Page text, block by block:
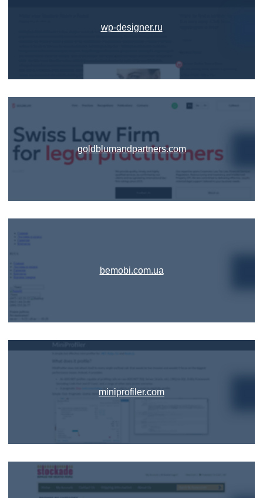
wp-designer.ru
goldblumandpartners.com
bemobi.com.ua
miniprofiler.com